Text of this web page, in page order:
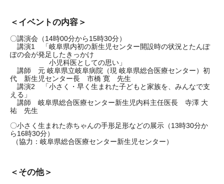
＜イベントの内容＞
〇講演会（14時00分から15時30分）
講演1 「岐阜県内初の新生児センター開設時の状況とたんぽ
ぽの会が発足したきっかけ
小児科医としての思い」
講師 元 岐阜県立岐阜病院（現 岐阜県総合医療センター）初
代 新生児センター長 市橋 寛 先生
講演2 「小さく・早く生まれた子どもと家族を、みんなで支
える」
講師 岐阜県総合医療センター新生児内科主任医長 寺澤 大
祐 先生
〇小さく生まれた赤ちゃんの手形足形などの展示（13時30分か
ら16時30分）
（協力：岐阜県総合医療センター新生児センター）
＜その他＞